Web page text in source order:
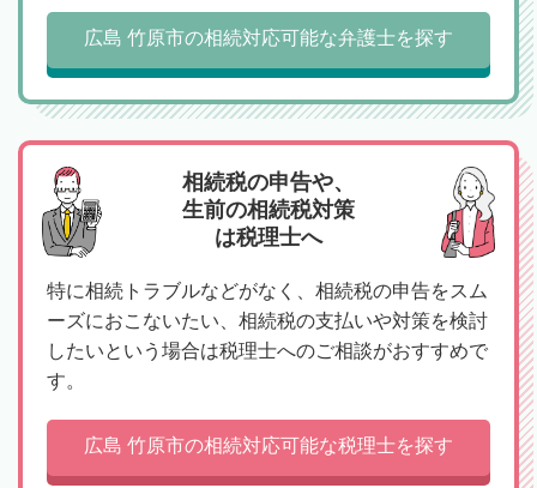
広島 竹原市の相続対応可能な弁護士を探す
相続税の申告や、
生前の相続税対策
は税理士へ
特に相続トラブルなどがなく、相続税の申告をスム
ーズにおこないたい、相続税の支払いや対策を検討
したいという場合は税理士へのご相談がおすすめで
す。
広島 竹原市の相続対応可能な税理士を探す